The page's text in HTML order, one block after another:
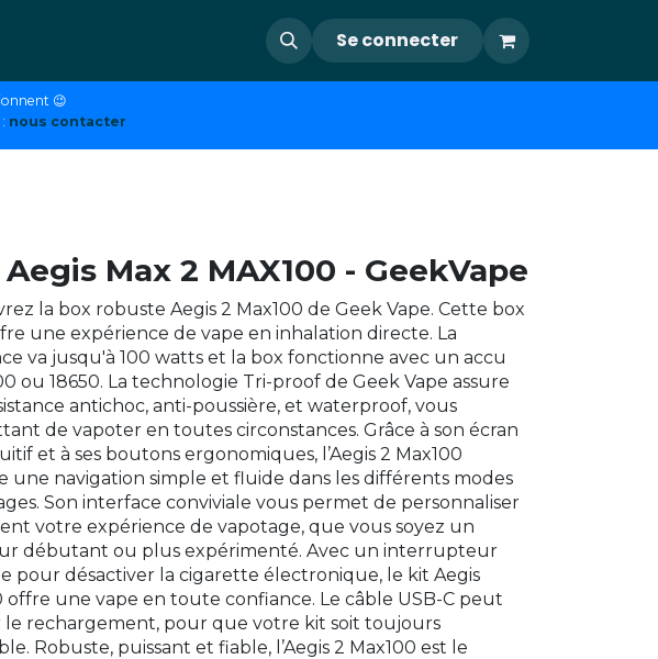
Se connecter
😉
nous contacter
Max 2 MAX100 - GeekVape
la box robuste Aegis 2 Max100 de Geek Vape. Cette box
une expérience de vape en inhalation directe. La
va jusqu'à 100 watts et la box fonctionne avec un accu
ou 18650. La technologie Tri-proof de Geek Vape assure
antichoc, anti-poussière, et waterproof, vous
de vapoter en toutes circonstances. Grâce à son écran
et à ses boutons ergonomiques, l’Aegis 2 Max100
une navigation simple et fluide dans les différents modes
Son interface conviviale vous permet de personnaliser
votre expérience de vapotage, que vous soyez un
débutant ou plus expérimenté. Avec un interrupteur
pour désactiver la cigarette électronique, le kit Aegis
offre une vape en toute confiance. Le câble USB-C peut
le rechargement, pour que votre kit soit toujours
Robuste, puissant et fiable, l’Aegis 2 Max100 est le